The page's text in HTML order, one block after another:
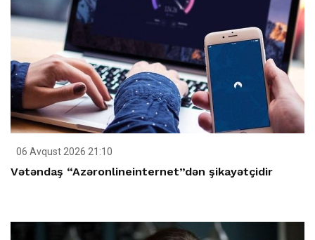
06 Avqust 2026 21:10
Vətəndaş “Azəronlineinternet”dən şikayətçidir